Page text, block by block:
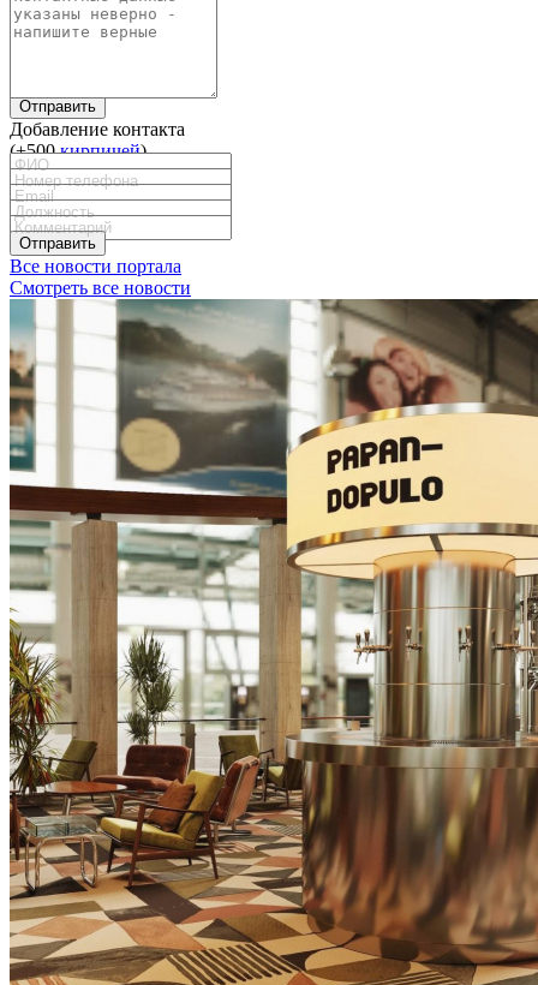
Отправить
Добавление контакта
(+500кирпичей)
Отправить
Все новости портала
Смотреть все новости